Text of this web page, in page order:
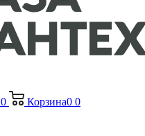
0 Корзина0 0